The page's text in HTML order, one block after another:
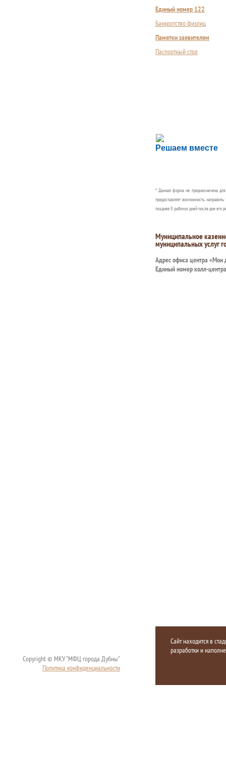
Единый номер 122
Банкротство физлиц
Памятки заявителям
Паспортный стол
Решаем вместе
Сложности с
Сообщите об этом
* Данная форма не предназначена
предоставляет возможность
позднее 8 рабочих дней после дня его
Муниципальное
муниципальных услуг
Адрес офиса центра «Мои
Единый номер колл-
Copyright © МКУ "МФЦ города Дубны"
Политика конфиденциальности
Сайт находится в
разработки и